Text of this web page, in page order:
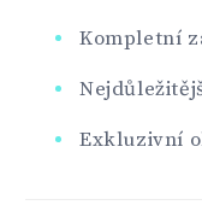
Kompletní
Exkluzivní